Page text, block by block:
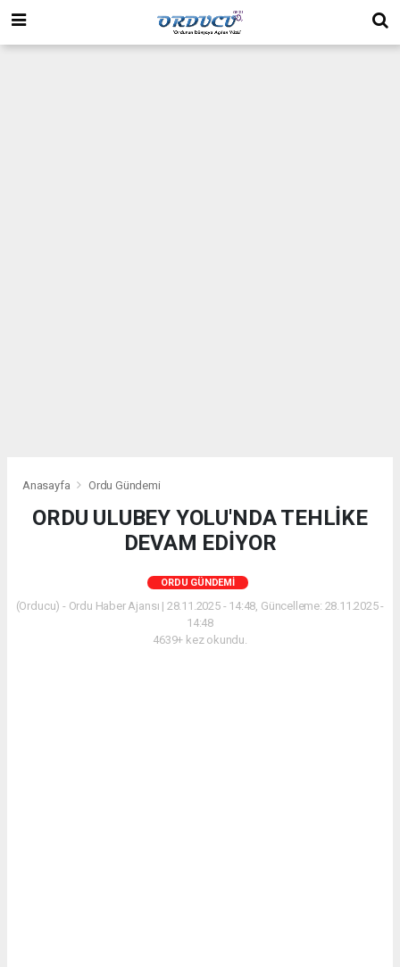
Anasayfa Ordu Gündemi
ORDU ULUBEY YOLU'NDA TEHLİKE
DEVAM EDİYOR
ORDU GÜNDEMI
(Orducu) - Ordu Haber Ajansı | 28.11.2025 - 14:48, Güncelleme: 28.11.2025 -
14:48
4639+ kez okundu.